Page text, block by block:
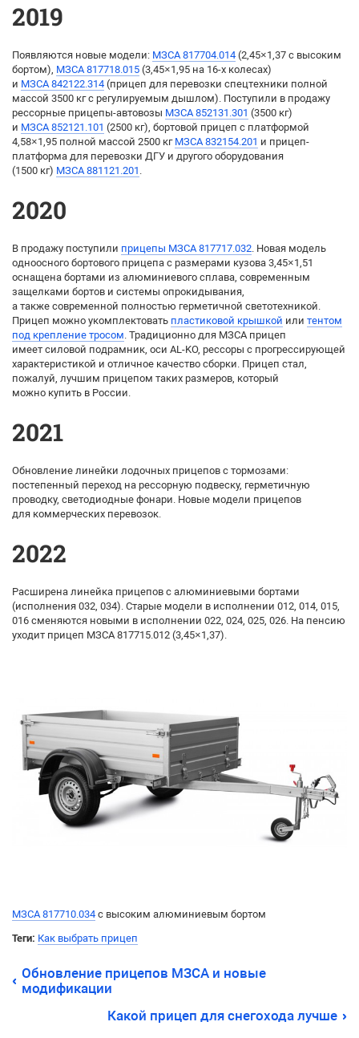
2019
Появляются новые модели: МЗСА 817704.014 (2,45×1,37 с высоким
бортом), МЗСА 817718.015 (3,45×1,95 на 16-х колесах)
и МЗСА 842122.314 (прицеп для перевозки спецтехники полной
массой 3500 кг с регулируемым дышлом). Поступили в продажу
рессорные прицепы-автовозы МЗСА 852131.301 (3500 кг)
и МЗСА 852121.101 (2500 кг), бортовой прицеп с платформой
4,58×1,95 полной массой 2500 кг МЗСА 832154.201 и прицеп-
платформа для перевозки ДГУ и другого оборудования
(1500 кг) МЗСА 881121.201 .
2020
В продажу поступили прицепы МЗСА 817717.032. Новая модель
одноосного бортового прицепа с размерами кузова 3,45×1,51
оснащена бортами из алюминиевого сплава, современным
защелками бортов и системы опрокидывания,
а также современной полностью герметичной светотехникой.
Прицеп можно укомплектовать пластиковой крышкой или тентом
под крепление тросом. Традиционно для МЗСА прицеп
имеет силовой подрамник, оси AL-KO, рессоры с прогрессирующей
характеристикой и отличное качество сборки. Прицеп стал,
пожалуй, лучшим прицепом таких размеров, который
можно купить в России.
2021
Обновление линейки лодочных прицепов с тормозами:
постепенный переход на рессорную подвеску, герметичную
проводку, светодиодные фонари. Новые модели прицепов
для коммерческих перевозок.
2022
Расширена линейка прицепов с алюминиевыми бортами
(исполнения 032, 034). Старые модели в исполнении 012, 014, 015,
016 сменяются новыми в исполнении 022, 024, 025, 026. На пенсию
уходит прицеп МЗСА 817715.012 (3,45×1,37).
МЗСА 817710.034 с высоким алюминиевым бортом
Теги: Как выбрать прицеп
Обновление прицепов МЗСА и новые
модификации
Какой прицеп для снегохода лучше